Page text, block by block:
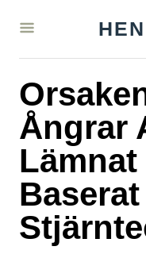
Ångrar
Lämnat